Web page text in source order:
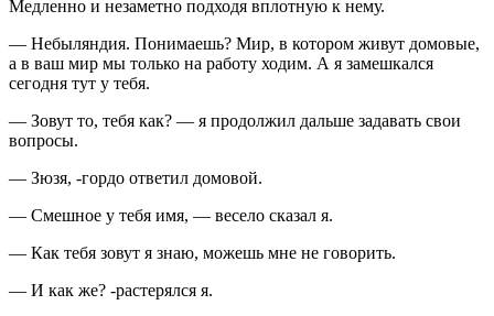
Медленно и незаметно подходя вплотную к нему.
— Небыляндия. Понимаешь? Мир, в котором живут домовые,
а в ваш мир мы только на работу ходим. А я замешкался
сегодня тут у тебя.
— Зовут то, тебя как? — я продолжил дальше задавать свои
вопросы.
— Зюзя, -гордо ответил домовой.
— Смешное у тебя имя, — весело сказал я.
— Как тебя зовут я знаю, можешь мне не говорить.
— И как же? -растерялся я.